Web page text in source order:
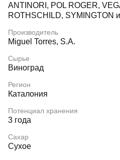
ANTINORI, POL ROGER,
ROTHSCHILD, SYMINGTON
Производитель
Miguel Torres, S.A.
Сырье
Виноград
Регион
Каталония
Потенциал хранения
3 года
Сахар
Сухое